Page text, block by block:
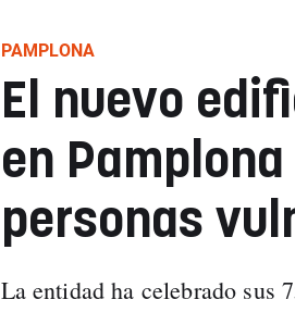
PAMPLONA
El nuevo
en
personas
La entidad ha celebrado sus